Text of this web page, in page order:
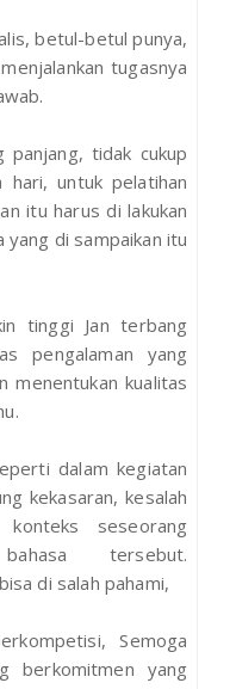
betul-betul punya,
tugasnya
tidak cukup
untuk pelatihan
itu harus di lakukan
di sampaikan itu
tinggi Jan terbang
pengalaman yang
menentukan kualitas
dalam kegiatan
kekasaran, kesalah
seseorang
tersebut.
di salah pahami,
Semoga
berkomitmen yang